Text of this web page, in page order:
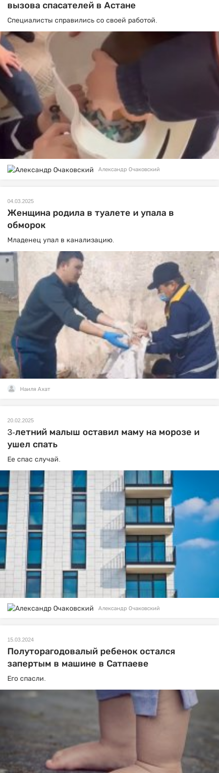
вызова спасателей в Астане
Специалисты справились со своей работой.
Александр Очаковский
04.03.2025
Женщина родила в туалете и упала в
обморок
Младенец упал в канализацию.
Наиля Ахат
20.02.2025
3-летний малыш оставил маму на морозе и
ушел спать
Ее спас случай.
Александр Очаковский
15.03.2024
Полуторагодовалый ребенок остался
запертым в машине в Сатпаеве
Его спасли.